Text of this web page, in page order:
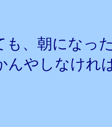
も、朝になっ
んやしなけれ